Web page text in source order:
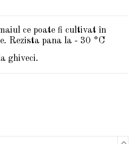
ce poate fi cultivat în
Rezista pana la - 30 °C
ghiveci.